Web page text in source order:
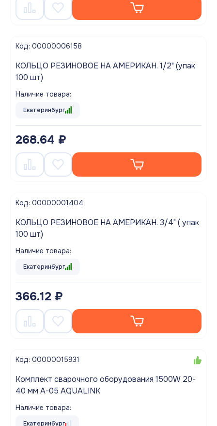
Код: 00000006158
КОЛЬЦО РЕЗИНОВОЕ НА АМЕРИКАН. 1/2" (упак
100 шт)
Наличие товара:
Екатеринбург
268.64 ₽
Код: 00000001404
КОЛЬЦО РЕЗИНОВОЕ НА АМЕРИКАН. 3/4" ( упак
100 шт)
Наличие товара:
Екатеринбург
366.12 ₽
Код: 00000015931
Комплект сварочного оборудования 1500W 20-
40 мм A-05 AQUALINK
Наличие товара:
Екатеринбург